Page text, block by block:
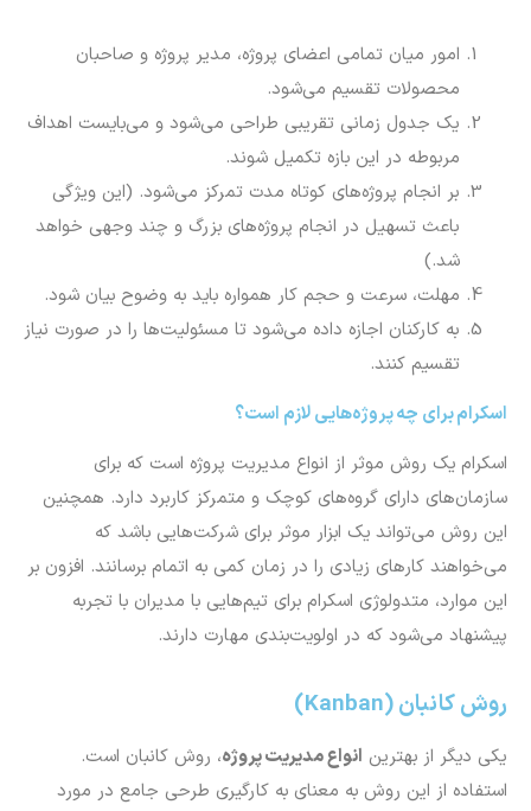
امور میان تمامی اعضای پروژه، مدیر پروژه و صاحبان
محصولات تقسیم می‌شود.
یک جدول زمانی تقریبی طراحی می‌شود و می‌بایست اهداف
مربوطه در این بازه تکمیل شوند.
بر انجام پروژه‌های کوتاه مدت تمرکز می‌شود. (این ویژگی
باعث تسهیل در انجام پروژه‌های بزرگ و چند وجهی خواهد
شد.)
مهلت، سرعت و حجم کار همواره باید به وضوح بیان شود.
به کارکنان اجازه داده می‌شود تا مسئولیت‌ها را در صورت نیاز
تقسیم کنند.
اسکرام برای چه پروژه‌هایی لازم است؟
اسکرام یک روش موثر از انواع مدیریت پروژه است که برای
سازمان‌های دارای گروه‌های کوچک‌ و متمرکز کاربرد دارد. همچنین
این روش می‌تواند یک ابزار موثر برای شرکت‌هایی باشد که
می‌خواهند کارهای زیادی را در زمان کمی به اتمام برسانند. افزون بر
این موارد، متدولوژی اسکرام برای تیم‌هایی با مدیران با تجربه
پیشنهاد می‌شود که در اولویت‌بندی مهارت دارند.
روش کانبان (Kanban)
یکی دیگر از بهترین انواع مدیریت پروژه، روش کانبان است.
استفاده از این روش به معنای به کارگیری طرحی جامع در مورد